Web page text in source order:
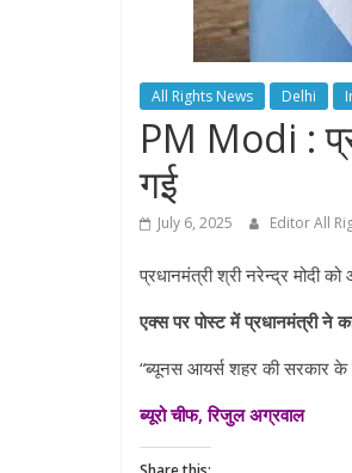
All Rights News Delhi
PM Modi :
गई
July 6, 2025 Editor All
प्रधानमंत्री श्री नरेन्द्र मोदी
एक्स पर पोस्ट में प्रधानमंत्री ने
“ब्यूनस आयर्स शहर की सरकार के
ब्यूरो चीफ, रिजुल अग्रवाल